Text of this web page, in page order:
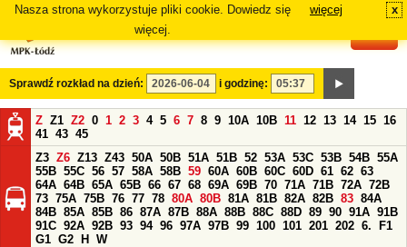
Nasza strona wykorzystuje pliki cookie. Dowiedz się
więcej.
więcej x
Sprawdź rozkład na dzień: i godzinę:
Z Z1 Z2 0 1 2 3 4 5 6 7 8 9 10A 10B 11 12 13 14 15 16
41 43 45
Z3 Z6 Z13 Z43 50A 50B 51A 51B 52 53A 53C 53B 54B 55A
55B 55C 56 57 58A 58B 59 60A 60B 60C 60D 61 62 63
64A 64B 65A 65B 66 67 68 69A 69B 70 71A 71B 72A 72B
73 75A 75B 76 77 78 80A 80B 81A 81B 82A 82B 83 84A
84B 85A 85B 86 87A 87B 88A 88B 88C 88D 89 90 91A 91B
91C 92A 92B 93 94 96 97A 97B 99 100 101 201 202 6.
F1
G1 G2 H
W